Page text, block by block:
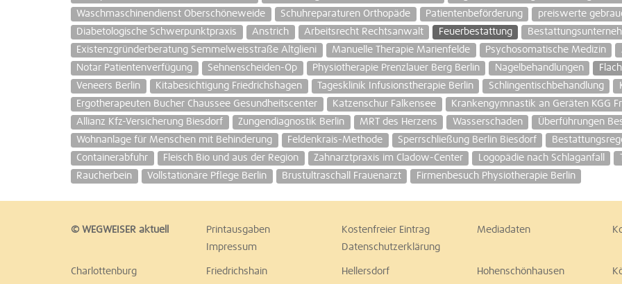
Waschmaschinendienst Oberschöneweide
Schuhreparaturen Orthopäde Patientenbeförderung
preiswerte
Diabetologische Schwerpunktpraxis
Anstrich Arbeitsrecht Rechtsanwalt Feuerbestattung
Existenzgründerberatung Semmelweisstraße Altglieni
Manuelle Therapie Marienfelde Psychosomatische Medizin
Notar Patientenverfügung
Sehnenscheiden-Op Physiotherapie Prenzlauer Berg Berlin Nagelbehandlungen
Veneers Berlin
Kitabesichtigung Friedrichshagen Tagesklinik Infusionstherapie Berlin Schlingentischbehandlung
Ergotherapeuten Bucher Chaussee Gesundheitscenter
Katzenschur Falkensee
Krankengymnastik an Geräten KGG
Allianz Kfz-Versicherung Biesdorf
Zungendiagnostik Berlin MRT des Herzens Wasserschaden Überführungen
Wohnanlage für Menschen mit Behinderung
Feldenkrais-Methode Sperrschließung Berlin Biesdorf
Containerabfuhr
Fleisch Bio und aus der Region Zahnarztpraxis im Cladow-Center Logopädie nach Schlaganfall
Raucherbein
Vollstationäre Pflege Berlin Brustultraschall Frauenarzt Firmenbesuch Physiotherapie Berlin
© WEGWEISER aktuell Printausgaben Kostenfreier Eintrag Mediadaten
Impressum
Datenschutzerklärung
Charlottenburg Friedrichshain Hellersdorf Hohenschönhausen